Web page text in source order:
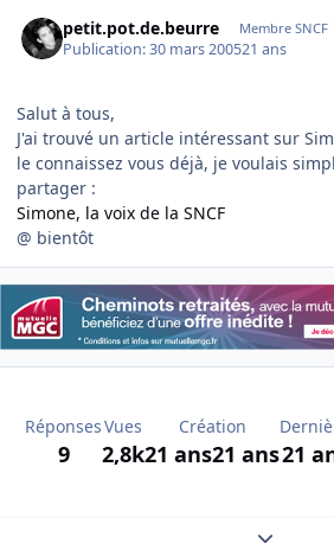
petit.pot.de.beurre Membre SNCF
Publication:30 mars 200521 ans
Salut à tous,
J'ai trouvé un article intéressant sur
le connaissez vous déjà, je voulais
partager :
Simone, la voix de la SNCF
@ bientôt
Réponses
9
Vues
2,8k
Création
21 ans21 ans21
Expand